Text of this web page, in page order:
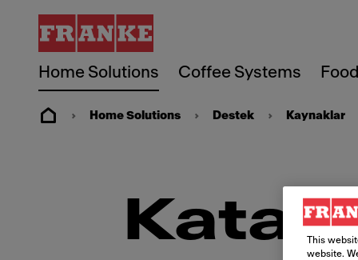
Home Solutions Coffee Systems
Home Solutions Destek Kaynaklar
This
website.